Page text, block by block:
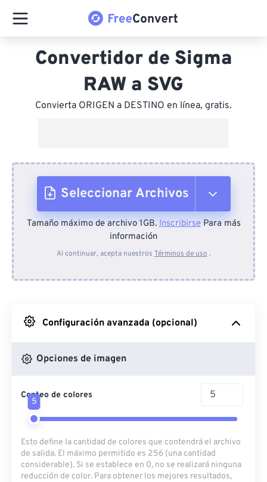
Convertidor de Sigma
RAW a SVG
Convierta ORIGEN a DESTINO en línea, gratis.
Seleccionar Archivos
Desde el dispositivo
Desde Google Drive
Desde OneDrive
Desde URL
Tamaño máximo de archivo 1GB.InscribirsePara más
información
Al continuar, acepta nuestros Términos de uso .
Configuración avanzada (opcional)
Opciones de imagen
Conteo de colores
5
Esto define la cantidad de colores que contendrá el archivo
de salida. El máximo permitido es 256 (una cantidad
considerable). Si se establece en 0, no se realizará ninguna
reducción de color. Para obtener los mejores resultados,